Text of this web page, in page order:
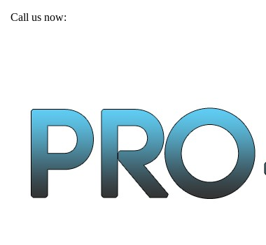
Call us now: